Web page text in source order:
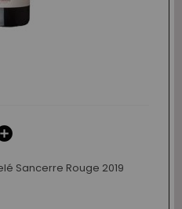
Sancerre Rouge 2019